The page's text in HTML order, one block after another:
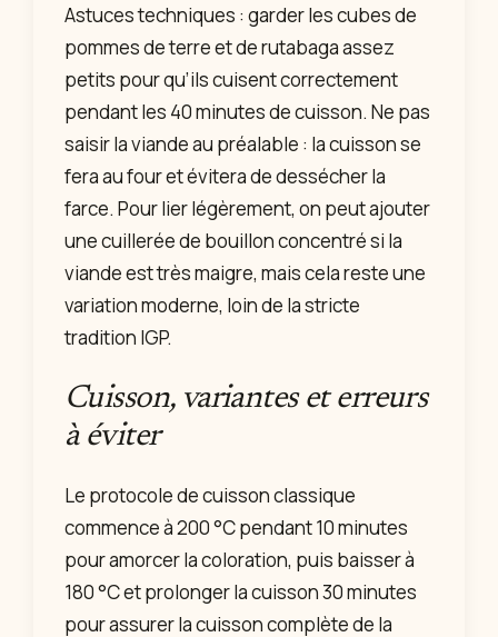
Astuces techniques : garder les cubes de
pommes de terre et de rutabaga assez
petits pour qu’ils cuisent correctement
pendant les 40 minutes de cuisson. Ne pas
saisir la viande au préalable : la cuisson se
fera au four et évitera de dessécher la
farce. Pour lier légèrement, on peut ajouter
une cuillerée de bouillon concentré si la
viande est très maigre, mais cela reste une
variation moderne, loin de la stricte
tradition IGP.
Cuisson, variantes et erreurs
à éviter
Le protocole de cuisson classique
commence à 200 °C pendant 10 minutes
pour amorcer la coloration, puis baisser à
180 °C et prolonger la cuisson 30 minutes
pour assurer la cuisson complète de la